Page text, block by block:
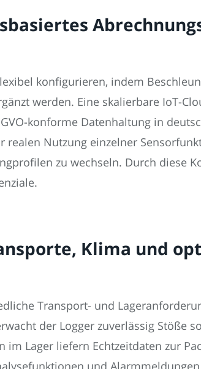
konfigurieren, indem
werden. Eine skalierbare IoT-
konforme Datenhaltung in
Nutzung einzelner
zu wechseln. Durch diese
Klima und
Transport- und
der Logger zuverlässig Stöße
im Lager liefern Echtzeitdaten zur
und